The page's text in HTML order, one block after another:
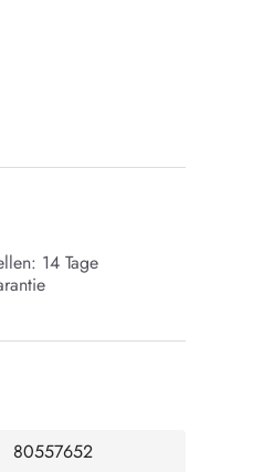
14 Tage
80557652